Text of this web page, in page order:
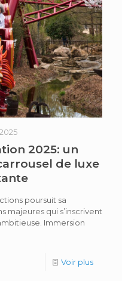
2025: un
de luxe
poursuit sa
majeures qui s’inscrivent
Immersion
Voir plus